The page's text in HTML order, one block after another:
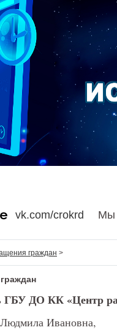
vk.com/crokrd Мы
граждан >
ГБУ ДО КК «Центр
Ивановна,